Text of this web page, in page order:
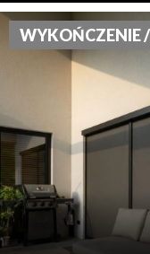
WYKOŃCZENIE